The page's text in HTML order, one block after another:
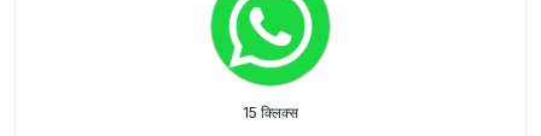
15 क्लिक्स